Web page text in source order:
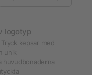
logotyp
kepsar med
unik
huvudbonaderna